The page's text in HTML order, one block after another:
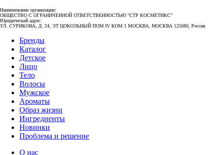
Наименование организации:
ОБЩЕСТВО С ОГРАНИЧЕННОЙ ОТВЕТСТВЕННОСТЬЮ "СТР КОСМЕТИКС"
Юридический адрес:
УЛ. СУРИКОВА, Д. 24, ЭТ ЦОКОЛЬНЫЙ ПОМ IV КОМ 1 МОСКВА, МОСКВА 125080, Россия
Бренды
Каталог
Детское
Лицо
Тело
Волосы
Мужское
Ароматы
Образ жизни
Ингредиенты
Новинки
Проблема и решение
О нас